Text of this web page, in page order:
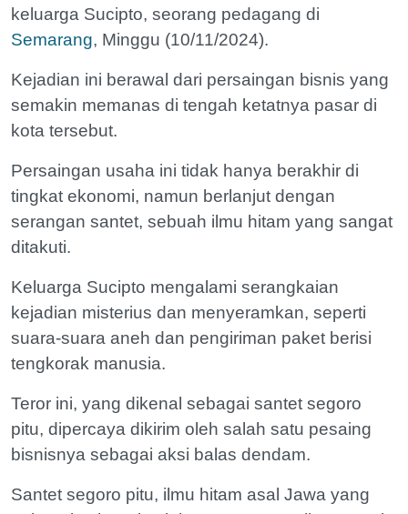
keluarga Sucipto, seorang pedagang di
Semarang, Minggu (10/11/2024).
Kejadian ini berawal dari persaingan bisnis yang
semakin memanas di tengah ketatnya pasar di
kota tersebut.
Persaingan usaha ini tidak hanya berakhir di
tingkat ekonomi, namun berlanjut dengan
serangan santet, sebuah ilmu hitam yang sangat
ditakuti.
Keluarga Sucipto mengalami serangkaian
kejadian misterius dan menyeramkan, seperti
suara-suara aneh dan pengiriman paket berisi
tengkorak manusia.
Teror ini, yang dikenal sebagai santet segoro
pitu, dipercaya dikirim oleh salah satu pesaing
bisnisnya sebagai aksi balas dendam.
Santet segoro pitu, ilmu hitam asal Jawa yang